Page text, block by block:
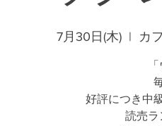
7月30日(木)
  |
カ
好評につき中
読売ラ